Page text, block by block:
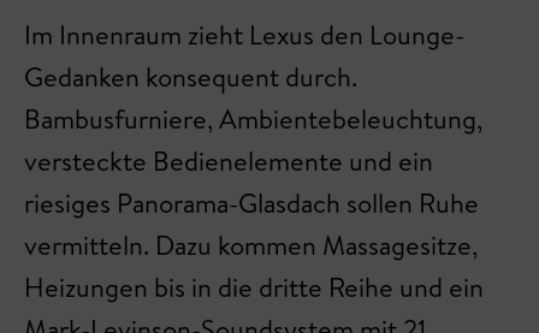
Im Innenraum zieht Lexus den Lounge-
Gedanken konsequent durch.
Bambusfurniere, Ambientebeleuchtung,
versteckte Bedienelemente und ein
riesiges Panorama-Glasdach sollen Ruhe
vermitteln. Dazu kommen Massagesitze,
Heizungen bis in die dritte Reihe und ein